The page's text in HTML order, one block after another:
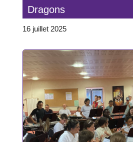
Dragons
16 juillet 2025